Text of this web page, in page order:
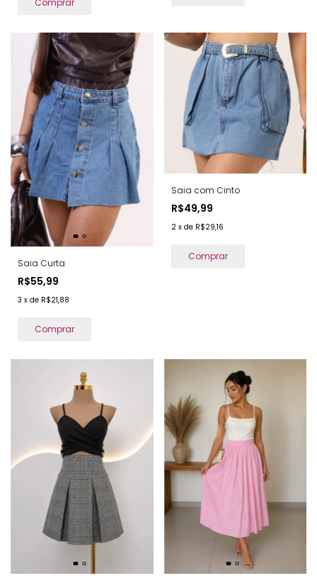
Comprar
Saia Curta
R$55,99
3 x de R$21,88
Comprar
Saia com Cinto
R$49,99
2 x de R$29,16
Comprar